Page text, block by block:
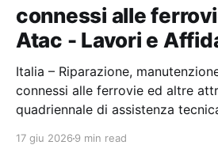
connessi alle
Atac - Lavori e
Italia – Riparazione,
connessi alle ferrovie ed altre
quadriennale di assistenza
traffico CTC della Metro Linea B/
17 giu 2026 9 min read